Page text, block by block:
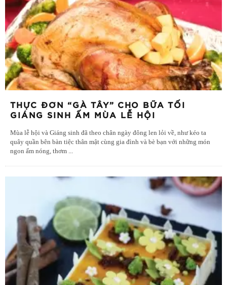
THỰC ĐƠN “GÀ TÂY” CHO BỮA TỐI
GIÁNG SINH ẤM MÙA LỄ HỘI
Mùa lễ hội và Giáng sinh đã theo chân ngày đông len lỏi về, như kéo ta
quây quần bên bàn tiệc thân mật cùng gia đình và bè bạn với những món
ngon ấm nóng, thơm ...